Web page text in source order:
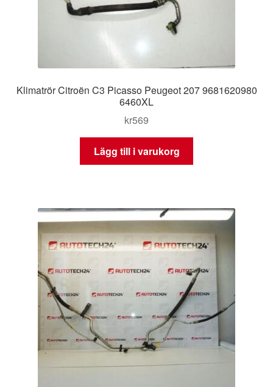
Klimatrör Citroën C3 Picasso Peugeot 207 9681620980
6460XL
kr569
Lägg till i varukorg